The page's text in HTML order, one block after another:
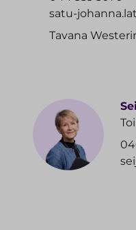
satu-
Tavana